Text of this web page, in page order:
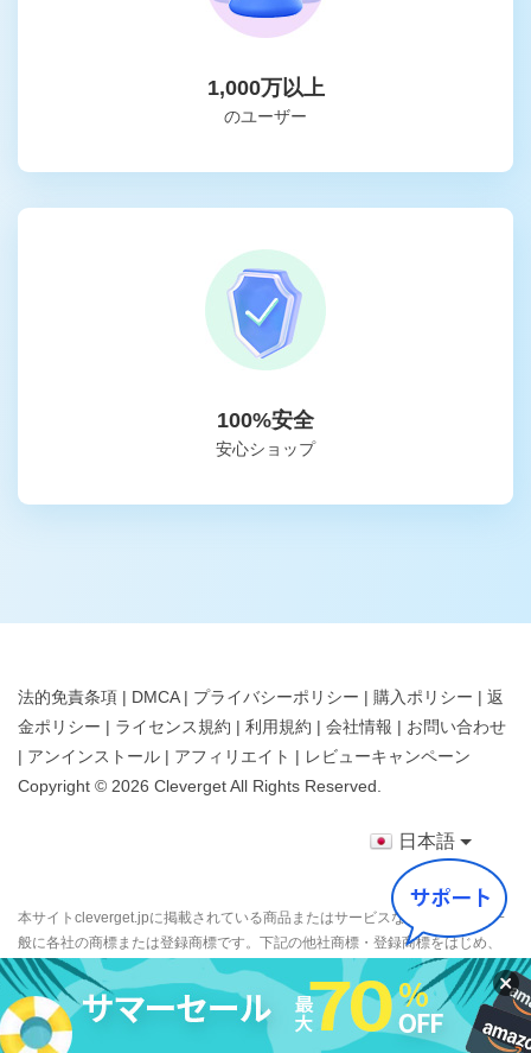
1,000万以上
のユーザー
100%安全
安心ショップ
法的免責条項 | DMCA| プライバシーポリシー | 購入ポリシー | 返
金ポリシー | ライセンス規約 | 利用規約 | 会社情報 | お問い合わせ
| アンインストール | アフィリエイト | レビューキャンペーン
Copyright © 2026 ClevergetAll Rights Reserved.
日本語
本サイトcleverget.jpに掲載されている商品またはサービスなどの名称は、一
般に各社の商標または登録商標です。下記の他社商標・登録商標をはじめ、
YouTube、Facebook、Twitter、Instagram、Amazon、Netflix、Hulu、
Disney +、HBOなどを含む、これらに限定されていません。CleverGetはこれ
らの企業が所有または提携しているわけではありません。なお、文章および
図表中では、「™」、「®」は明記しておりません。その他、弊社以外の製